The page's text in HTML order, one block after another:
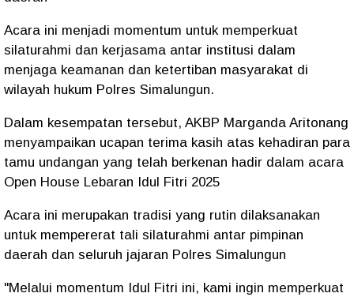
Acara ini menjadi momentum untuk memperkuat
silaturahmi dan kerjasama antar institusi dalam
menjaga keamanan dan ketertiban masyarakat di
wilayah hukum Polres Simalungun.
Dalam kesempatan tersebut, AKBP Marganda Aritonang
menyampaikan ucapan terima kasih atas kehadiran para
tamu undangan yang telah berkenan hadir dalam acara
Open House Lebaran Idul Fitri 2025
Acara ini merupakan tradisi yang rutin dilaksanakan
untuk mempererat tali silaturahmi antar pimpinan
daerah dan seluruh jajaran Polres Simalungun
"Melalui momentum Idul Fitri ini, kami ingin memperkuat